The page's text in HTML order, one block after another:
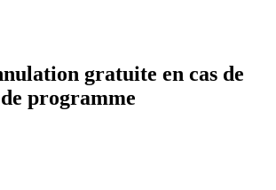
gratuite en cas de
programme